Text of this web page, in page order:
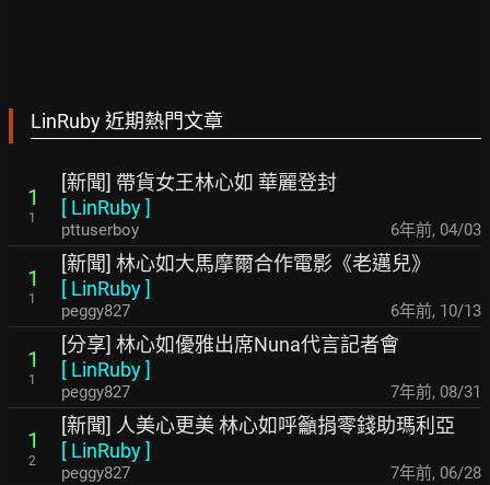
LinRuby 近期熱門文章
1
1
[新聞] 帶貨女王林心如 華麗登封
[ LinRuby]
pttuserboy 6年前, 04/03
1
1
[新聞] 林心如大馬摩爾合作電影《老邁兒》
[ LinRuby]
peggy827 6年前, 10/13
1
1
[分享] 林心如優雅出席Nuna代言記者會
[ LinRuby]
peggy827 7年前, 08/31
1
2
[新聞] 人美心更美 林心如呼籲捐零錢助瑪利亞
[ LinRuby]
peggy827 7年前, 06/28